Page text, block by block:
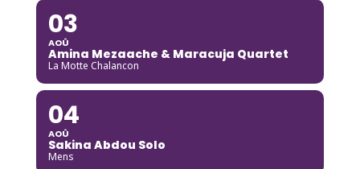
03
AOÛ
Amina Mezaache & Maracuja Quartet
La Motte Chalancon
04
AOÛ
Sakina Abdou Solo
Mens